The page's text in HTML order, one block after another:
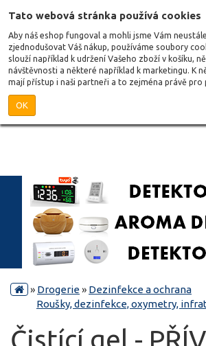
Tato webová stránka používá cookies
Aby náš eshop fungoval a mohli jsme Vám
zjednodušovat Váš nákup, používáme soubory
slouží například k udržení Vašeho zboží v košíku,
návštěvnosti a některé například k marketingu. K
mají přístup i naši partneři a to zejména právě pro
OK
» Drogerie» Dezinfekce a ochrana
Roušky, dezinfekce, oxymetry,
Čistící gel -